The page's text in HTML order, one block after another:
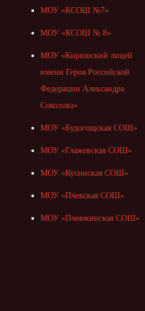
МОУ «КСОШ №7»
МОУ «КСОШ № 8»
МОУ «Киришский лицей
имени Героя Российской
Федерации Александра
Соколова»
МОУ «Будогощская СОШ»
МОУ «Глажевская СОШ»
МОУ «Кусинская СОШ»
МОУ «Пчевская СОШ»
МОУ «Пчевжинская СОШ»